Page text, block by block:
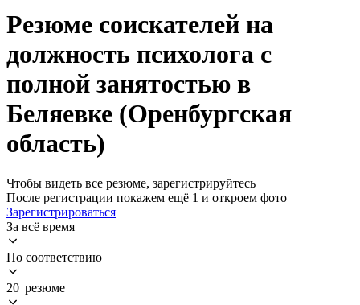
Резюме соискателей на
должность психолога с
полной занятостью в
Беляевке (Оренбургская
область)
Чтобы видеть все резюме, зарегистрируйтесь
После регистрации покажем ещё 1 и откроем фото
Зарегистрироваться
За всё время
По соответствию
20 резюме